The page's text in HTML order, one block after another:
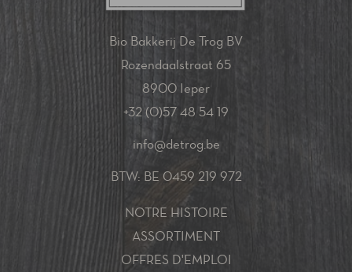
Bio Bakkerij De Trog BV
Rozendaalstraat 65
8900 Ieper
+32 (0)57 48 54 19
info@detrog.be
BTW: BE 0459 219 972
NOTRE HISTOIRE
ASSORTIMENT
OFFRES D'EMPLOI